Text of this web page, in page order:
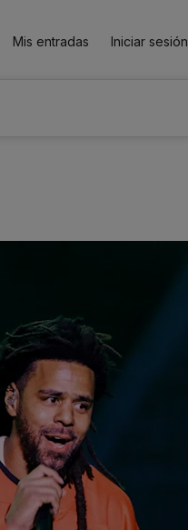
Mis entradas Iniciar sesión